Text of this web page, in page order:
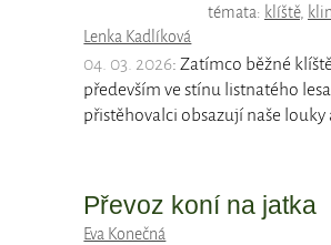
témata: klíště,
Lenka Kadlíková
04. 03. 2026: Zatímco běžné
především ve stínu listnatého
přistěhovalci obsazují naše louky
Převoz koní na jatka
Eva Konečná